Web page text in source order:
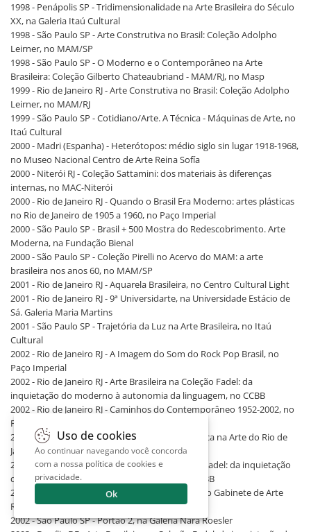
1998 - Penápolis SP - Tridimensionalidade na Arte Brasileira do Século
XX, na Galeria Itaú Cultural
1998 - São Paulo SP - Arte Construtiva no Brasil: Coleção Adolpho
Leirner, no MAM/SP
1998 - São Paulo SP - O Moderno e o Contemporâneo na Arte
Brasileira: Coleção Gilberto Chateaubriand - MAM/RJ, no Masp
1999 - Rio de Janeiro RJ - Arte Construtiva no Brasil: Coleção Adolpho
Leirner, no MAM/RJ
1999 - São Paulo SP - Cotidiano/Arte. A Técnica - Máquinas de Arte, no
Itaú Cultural
2000 - Madri (Espanha) - Heterótopos: médio siglo sin lugar 1918-1968,
no Museo Nacional Centro de Arte Reina Sofía
2000 - Niterói RJ - Coleção Sattamini: dos materiais às diferenças
internas, no MAC-Niterói
2000 - Rio de Janeiro RJ - Quando o Brasil Era Moderno: artes plásticas
no Rio de Janeiro de 1905 a 1960, no Paço Imperial
2000 - São Paulo SP - Brasil + 500 Mostra do Redescobrimento. Arte
Moderna, na Fundação Bienal
2000 - São Paulo SP - Coleção Pirelli no Acervo do MAM: a arte
brasileira nos anos 60, no MAM/SP
2001 - Rio de Janeiro RJ - Aquarela Brasileira, no Centro Cultural Light
2001 - Rio de Janeiro RJ - 9ª Universidarte, na Universidade Estácio de
Sá. Galeria Maria Martins
2001 - São Paulo SP - Trajetória da Luz na Arte Brasileira, no Itaú
Cultural
2002 - Rio de Janeiro RJ - A Imagem do Som do Rock Pop Brasil, no
Paço Imperial
2002 - Rio de Janeiro RJ - Arte Brasileira na Coleção Fadel: da
inquietação do moderno à autonomia da linguagem, no CCBB
2002 - Rio de Janeiro RJ - Caminhos do Contemporâneo 1952-2002, no
Paço Imperial
2002 - São Paulo SP - A Forma e a Imagem Técnica na Arte do Rio de
Janeiro: 1950-1975, no Paço das Artes
2002 - São Paulo SP - Arte Brasileira na Coleção Fadel: da inquietação
do moderno à autonomia da linguagem, no CCBB
2002 - São Paulo SP - Geométricos e Cinéticos, no Gabinete de Arte
Raquel Arnaud
2002 - São Paulo SP - Portão 2, na Galeria Nara Roesler
Uso de cookies
Ao continuar navegando você concorda
com a nossa política de cookies e
privacidade.
Ok